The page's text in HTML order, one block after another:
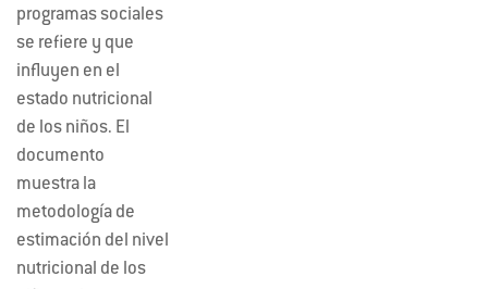
programas sociales
se refiere y que
influyen en el
estado nutricional
de los niños. El
documento
muestra la
metodología de
estimación del nivel
nutricional de los